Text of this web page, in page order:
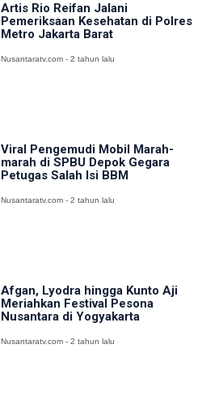
Artis Rio Reifan Jalani
Pemeriksaan Kesehatan di Polres
Metro Jakarta Barat
Nusantaratv.com - 2 tahun lalu
Viral Pengemudi Mobil Marah-
marah di SPBU Depok Gegara
Petugas Salah Isi BBM
Nusantaratv.com - 2 tahun lalu
Afgan, Lyodra hingga Kunto Aji
Meriahkan Festival Pesona
Nusantara di Yogyakarta
Nusantaratv.com - 2 tahun lalu